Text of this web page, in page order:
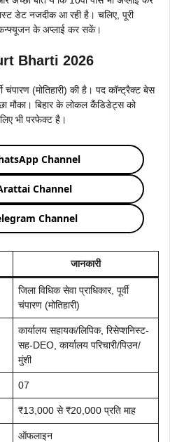
डेट नजदीक आ रही है। चलिए, पूरी
के अप्लाई कर सकें।
Bharti 2026
चंपारण (मोतिहारी) की है। पद कॉन्ट्रैक्ट बेस
मौका। बिहार के लोकल कैंडिडेट्स को
भी परफेक्ट है।
Channel
Channel
Channel
जानकारी
जिला विधिक सेवा प्राधिकार, पूर्वी
चंपारण (मोतिहारी)
कार्यालय सहायक/लिपिक, रिसेप्शनिस्ट-
सह-DEO, कार्यालय परिचारी/पिउन/
मुंशी
07
₹13,000 से ₹20,000 प्रति माह
ऑफलाइन